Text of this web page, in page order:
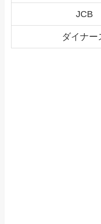
JCB
ダイナー